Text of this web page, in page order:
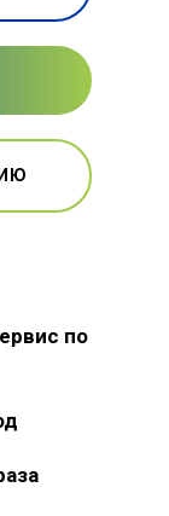
по